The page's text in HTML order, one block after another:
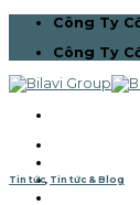
Skip
content
Công Ty
Công Ty
Bilavi Pro
Tin tức, Tin tức & Blog